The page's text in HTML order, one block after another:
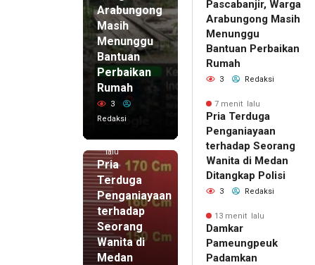
Arabungong
Masih
Menunggu
Bantuan
Perbaikan
Rumah
3
Redaksi
7 menit
lalu
Pria
Terduga
Penganiayaan
terhadap
Seorang
Wanita di
Medan
Pascabanjir, Warga
Arabungong Masih
Menunggu
Bantuan Perbaikan
Rumah
3 Redaksi
7 menit lalu
Pria Terduga
Penganiayaan
terhadap Seorang
Wanita di Medan
Ditangkap Polisi
3 Redaksi
13 menit lalu
Damkar
Pameungpeuk
Padamkan